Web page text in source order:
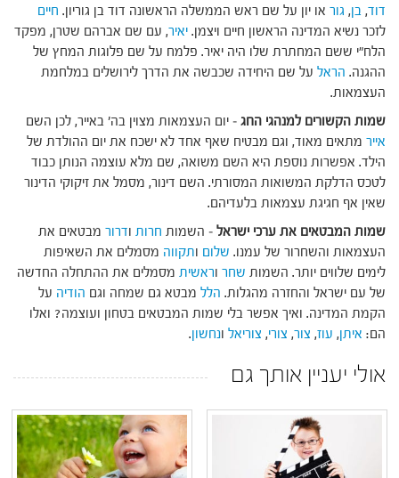
דוד, בן, גור או יון על שם ראש הממשלה הראשונה דוד בן גוריון. חיים
לזכר נשיא המדינה הראשון חיים ויצמן. יאיר, עם שם אברהם שטרן, מפקד
הלח"י ששם המחתרת שלו היה יאיר. פלמח על שם פלוגות המחץ של
ההגנה. הראל על שם היחידה שכבשה את הדרך לירושלים במלחמת
העצמאות.
שמות הקשורים למנהגי החג – יום העצמאות מצוין בה' באייר, לכן השם
אייר מתאים מאוד, וגם מבטיח שאף אחד לא ישכח את יום ההולדת של
הילד. אפשרות נוספת היא השם משואה, שם מלא עוצמה הנותן כבוד
לטכס הדלקת המשואות המסורתי. השם דינור, מסמל את זיקוקי הדינור
שאין אף חגיגת עצמאות בלעדיהם.
שמות המבטאים את ערכי ישראל – השמות חרות ודרור מבטאים את
העצמאות והשחרור של עמנו. שלום ותקווה מסמלים את השאיפות
לימים שלווים יותר. השמות שחר וראשית מסמלים את ההתחלה החדשה
של עם ישראל והחזרה מהגלות. הלל מבטא גם שמחה וגם הודיה על
הקמת המדינה. ואיך אפשר בלי שמות המבטאים בטחון ועוצמה? ואלו
הם: איתן, עוז, צור, צורי, צוריאל ונחשון.
אולי יעניין אותך גם